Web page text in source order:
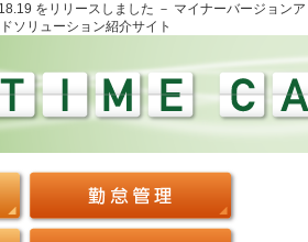
をリリースしました － マイナーバージョンア
ソリューション紹介サイト